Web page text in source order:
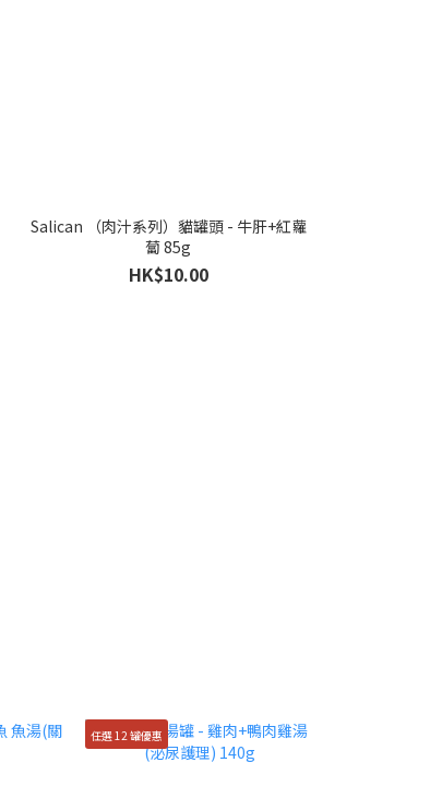
Salican （肉汁系列）貓罐頭 - 牛肝+紅蘿
蔔 85g
HK$10.00
任選 12 罐優惠